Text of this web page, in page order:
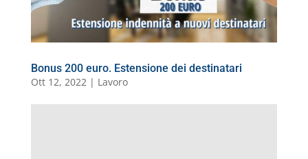
Bonus 200 euro. Estensione dei destinatari
Ott 12, 2022| Lavoro